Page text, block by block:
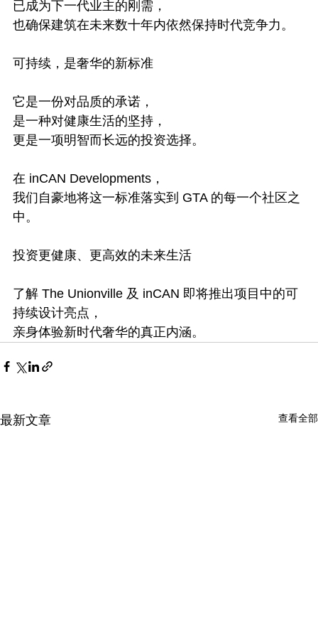
已成为下一代业主的刚需，
也确保建筑在未来数十年内依然保持时代竞争力。
可持续，是奢华的新标准
它是一份对品质的承诺，
是一种对健康生活的坚持，
更是一项明智而长远的投资选择。
在 inCAN Developments，
我们自豪地将这一标准落实到 GTA 的每一个社区之
中。
投资更健康、更高效的未来生活
了解 The Unionville 及 inCAN 即将推出项目中的可
持续设计亮点，
亲身体验新时代奢华的真正内涵。
最新文章 查看全部